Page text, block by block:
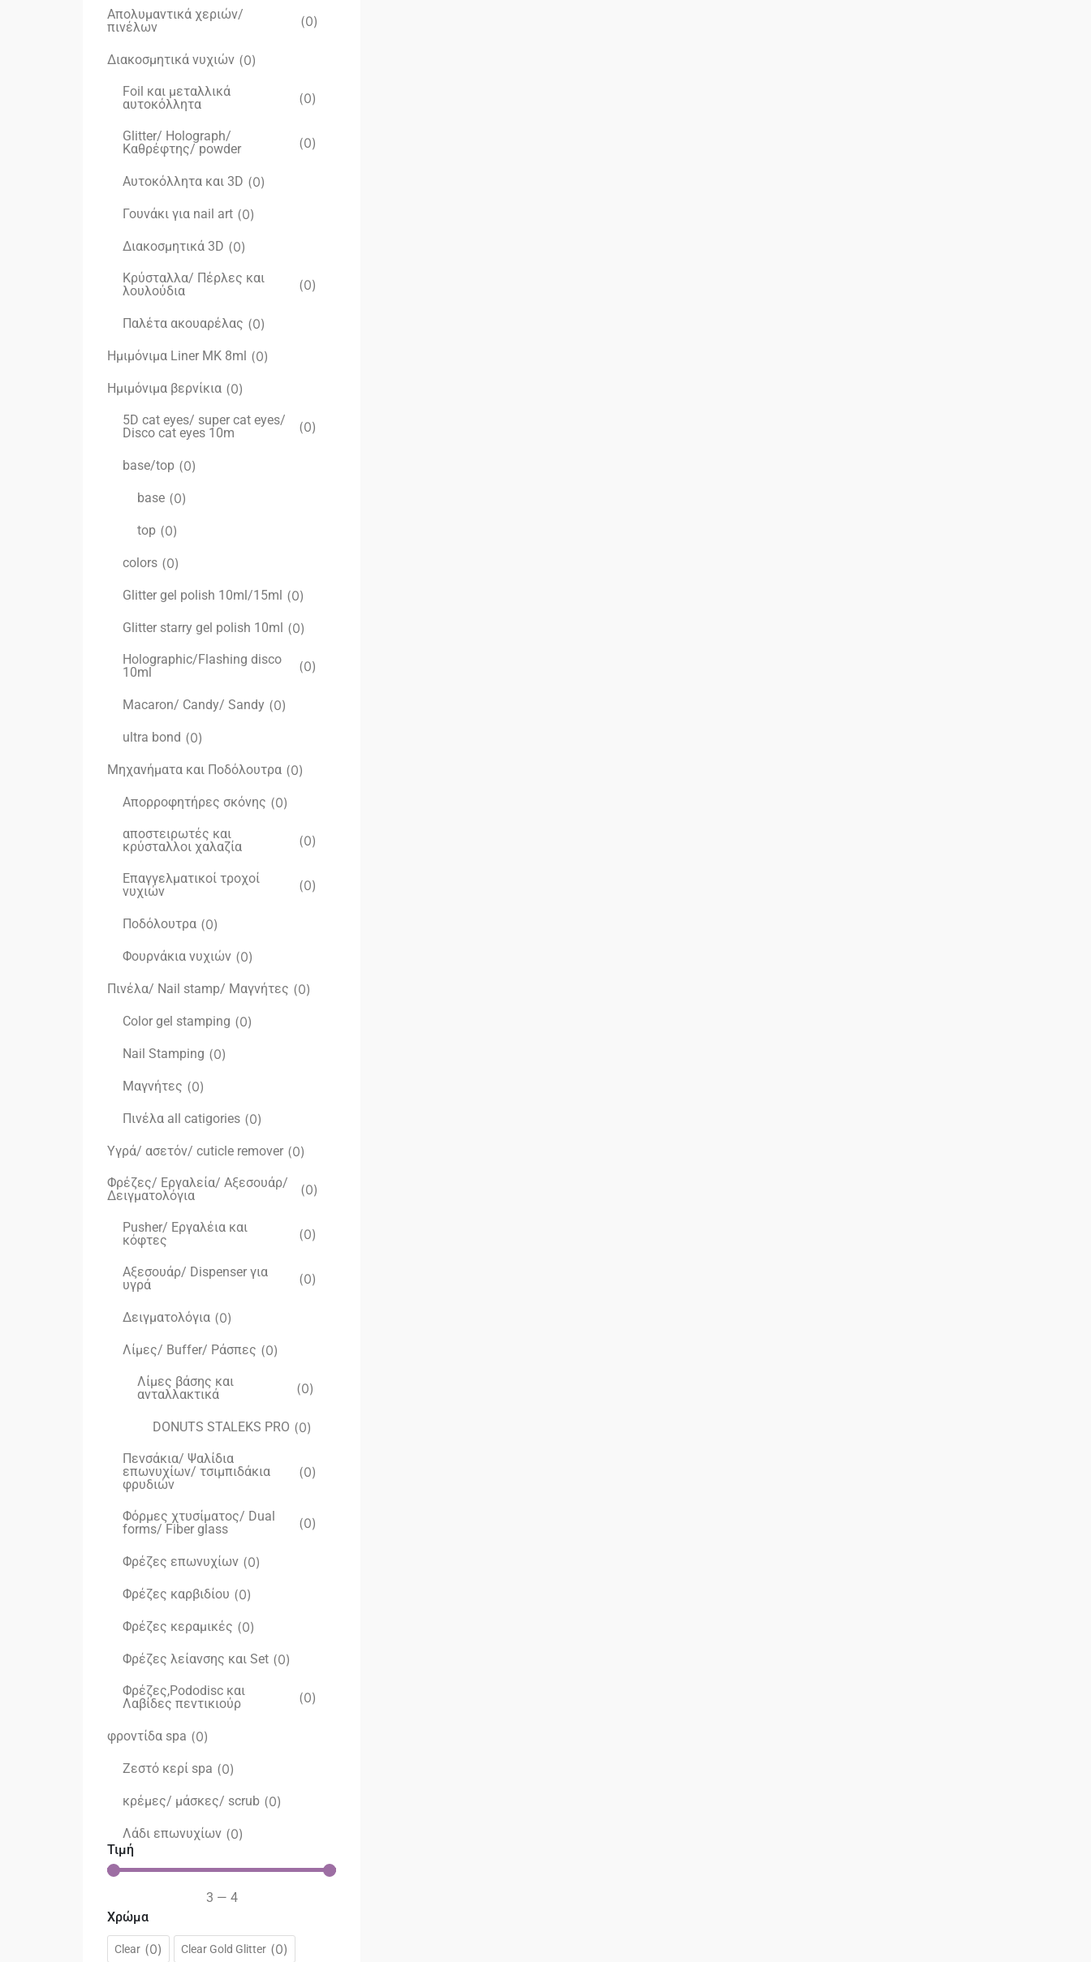
Απολυμαντικά χεριών/
πινέλων
(0)
Διακοσμητικά νυχιών (0)
Foil και μεταλλικά
αυτοκόλλητα
(0)
Glitter/ Holograph/
Καθρέφτης/ powder
(0)
Αυτοκόλλητα και 3D (0)
Γουνάκι για nail art (0)
Διακοσμητικά 3D (0)
Κρύσταλλα/ Πέρλες και
λουλούδια
(0)
Παλέτα ακουαρέλας (0)
Ημιμόνιμα Liner ΜΚ 8ml (0)
Ημιμόνιμα βερνίκια (0)
5D cat eyes/ super cat eyes/
Disco cat eyes 10m
(0)
base/top (0)
base (0)
top (0)
colors (0)
Glitter gel polish 10ml/15ml (0)
Glitter starry gel polish 10ml (0)
Holographic/Flashing disco
10ml
(0)
Macaron/ Candy/ Sandy (0)
ultra bond (0)
Μηχανήματα και Ποδόλουτρα (0)
Απορροφητήρες σκόνης (0)
αποστειρωτές και
κρύσταλλοι χαλαζία
(0)
Επαγγελματικοί τροχοί
νυχιών
(0)
Ποδόλουτρα (0)
Φουρνάκια νυχιών (0)
Πινέλα/ Nail stamp/ Μαγνήτες (0)
Color gel stamping (0)
Nail Stamping (0)
Μαγνήτες (0)
Πινέλα all catigories (0)
Υγρά/ ασετόν/ cuticle remover (0)
Φρέζες/ Εργαλεία/ Αξεσουάρ/
Δειγματολόγια
(0)
Pusher/ Εργαλέια και
κόφτες
(0)
Αξεσουάρ/ Dispenser για
υγρά
(0)
Δειγματολόγια (0)
Λίμες/ Buffer/ Ράσπες (0)
Λίμες βάσης και
ανταλλακτικά
(0)
DONUTS STALEKS PRO (0)
Πενσάκια/ Ψαλίδια
επωνυχίων/ τσιμπιδάκια
φρυδιών
(0)
Φόρμες χτυσίματος/ Dual
forms/ Fiber glass
(0)
Φρέζες επωνυχίων (0)
Φρέζες καρβιδίου (0)
Φρέζες κεραμικές (0)
Φρέζες λείανσης και Set (0)
Φρέζες,Pododisc και
Λαβίδες πεντικιούρ
(0)
φροντίδα spa (0)
Ζεστό κερί spa (0)
κρέμες/ μάσκες/ scrub (0)
Λάδι επωνυχίων (0)
Τιμή
3 — 4
Χρώμα
Clear (0) Clear Gold Glitter (0)